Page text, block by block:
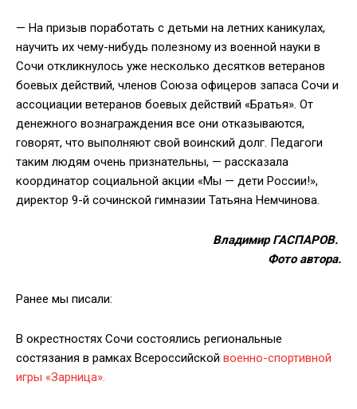
— На призыв поработать с детьми на летних каникулах,
научить их чему-нибудь полезному из военной науки в
Сочи откликнулось уже несколько десятков ветеранов
боевых действий, членов Союза офицеров запаса Сочи и
ассоциации ветеранов боевых действий «Братья». От
денежного вознаграждения все они отказываются,
говорят, что выполняют свой воинский долг. Педагоги
таким людям очень признательны, — рассказала
координатор социальной акции «Мы — дети России!»,
директор 9-й сочинской гимназии Татьяна Немчинова.
Владимир ГАСПАРОВ.
Фото автора.
Ранее мы писали:
В окрестностях Сочи состоялись региональные
состязания в рамках Всероссийской военно-спортивной
игры «Зарница».